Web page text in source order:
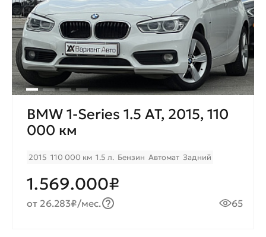
BMW 1-Series 1.5 AT, 2015, 110
000 км
2015 110 000 км 1.5 л. Бензин Автомат Задний
1.569.000₽
от 26.283₽/мес. 65